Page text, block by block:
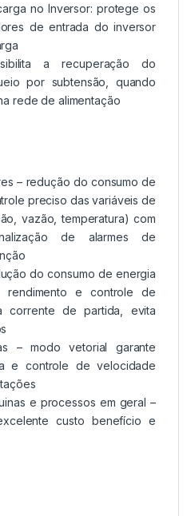
no Inversor: protege os
de entrada do inversor
a recuperação do
por subtensão, quando
rede de alimentação
– redução do consumo de
preciso das variáveis de
vazão, temperatura) com
de alarmes de
do consumo de energia
rendimento e controle de
corrente de partida, evita
– modo vetorial garante
e controle de velocidade
e processos em geral –
custo benefício e